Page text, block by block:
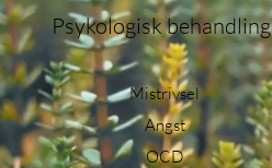
Psykologisk behandling
Mistrivsel
Angst
OCD